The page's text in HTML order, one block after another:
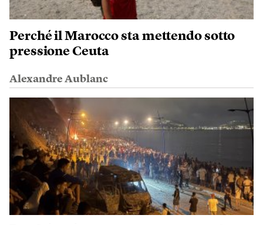
Perché il Marocco sta mettendo sotto
pressione Ceuta
Alexandre Aublanc